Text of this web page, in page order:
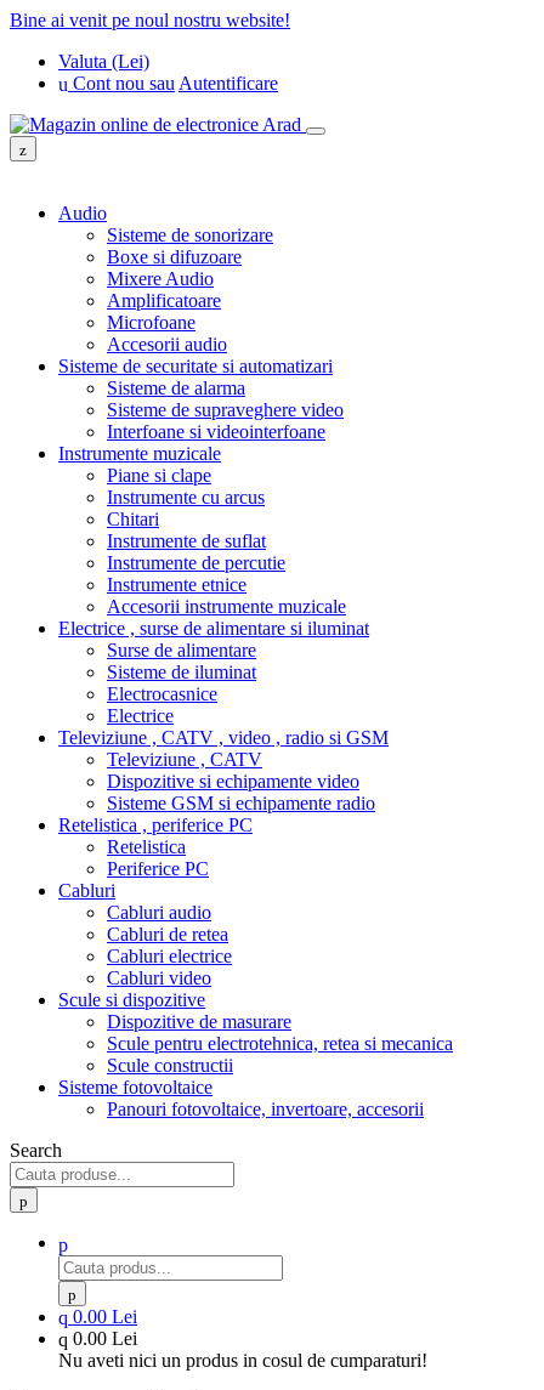
Bine ai venit pe noul nostru website!
Valuta (Lei)
Cont nou sau Autentificare
Audio
Sisteme de sonorizare
Boxe si difuzoare
Mixere Audio
Amplificatoare
Microfoane
Accesorii audio
Sisteme de securitate si automatizari
Sisteme de alarma
Sisteme de supraveghere video
Interfoane si videointerfoane
Instrumente muzicale
Piane si clape
Instrumente cu arcus
Chitari
Instrumente de suflat
Instrumente de percutie
Instrumente etnice
Accesorii instrumente muzicale
Electrice , surse de alimentare si iluminat
Surse de alimentare
Sisteme de iluminat
Electrocasnice
Electrice
Televiziune , CATV , video , radio si GSM
Televiziune , CATV
Dispozitive si echipamente video
Sisteme GSM si echipamente radio
Retelistica , periferice PC
Retelistica
Periferice PC
Cabluri
Cabluri audio
Cabluri de retea
Cabluri electrice
Cabluri video
Scule si dispozitive
Dispozitive de masurare
Scule pentru electrotehnica, retea si mecanica
Scule constructii
Sisteme fotovoltaice
Panouri fotovoltaice, invertoare, accesorii
Search
0.00 Lei
0.00 Lei
Nu aveti nici un produs in cosul de cumparaturi!